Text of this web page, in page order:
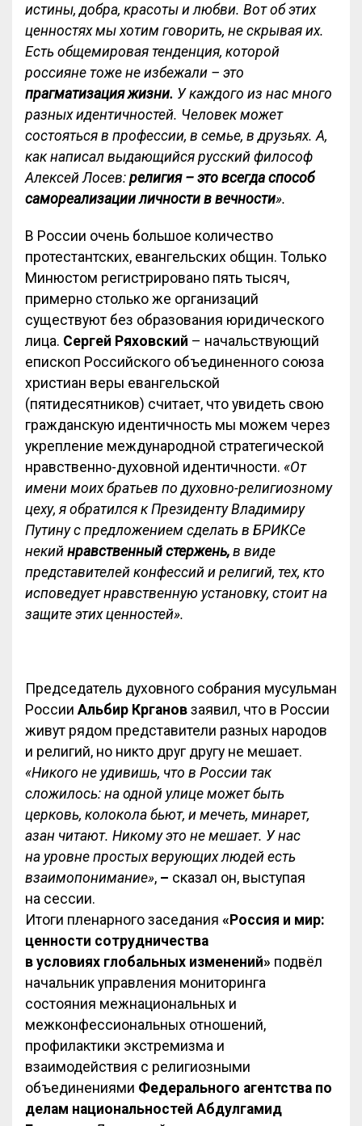
истины, добра, красоты и любви. Вот об этих
ценностях мы хотим говорить, не скрывая их.
Есть общемировая тенденция, которой
россияне тоже не избежали – это
прагматизация жизни. У каждого из нас много
разных идентичностей. Человек может
состояться в профессии, в семье, в друзьях. А,
как написал выдающийся русский философ
Алексей Лосев: религия – это всегда способ
самореализации личности в вечности».
В России очень большое количество
протестантских, евангельских общин. Только
Минюстом регистрировано пять тысяч,
примерно столько же организаций
существуют без образования юридического
лица. Сергей Ряховский – начальствующий
епископ Российского объединенного союза
христиан веры евангельской
(пятидесятников) считает, что увидеть свою
гражданскую идентичность мы можем через
укрепление международной стратегической
нравственно-духовной идентичности. «От
имени моих братьев по духовно-религиозному
цеху, я обратился к Президенту Владимиру
Путину с предложением сделать в БРИКСе
некий нравственный стержень, в виде
представителей конфессий и религий, тех, кто
исповедует нравственную установку, стоит на
защите этих ценностей».
Председатель духовного собрания мусульман
России Альбир Крганов заявил, что в России
живут рядом представители разных народов
и религий, но никто друг другу не мешает.
«Никого не удивишь, что в России так
сложилось: на одной улице может быть
церковь, колокола бьют, и мечеть, минарет,
азан читают. Никому это не мешает. У нас
на уровне простых верующих людей есть
взаимопонимание», – сказал он, выступая
на сессии.
Итоги пленарного заседания «Россия и мир:
ценности сотрудничества
в условиях глобальных изменений» подвёл
начальник управления мониторинга
состояния межнациональных и
межконфессиональных отношений,
профилактики экстремизма и
взаимодействия с религиозными
объединениями Федерального агентства по
делам национальностей Абдулгамид